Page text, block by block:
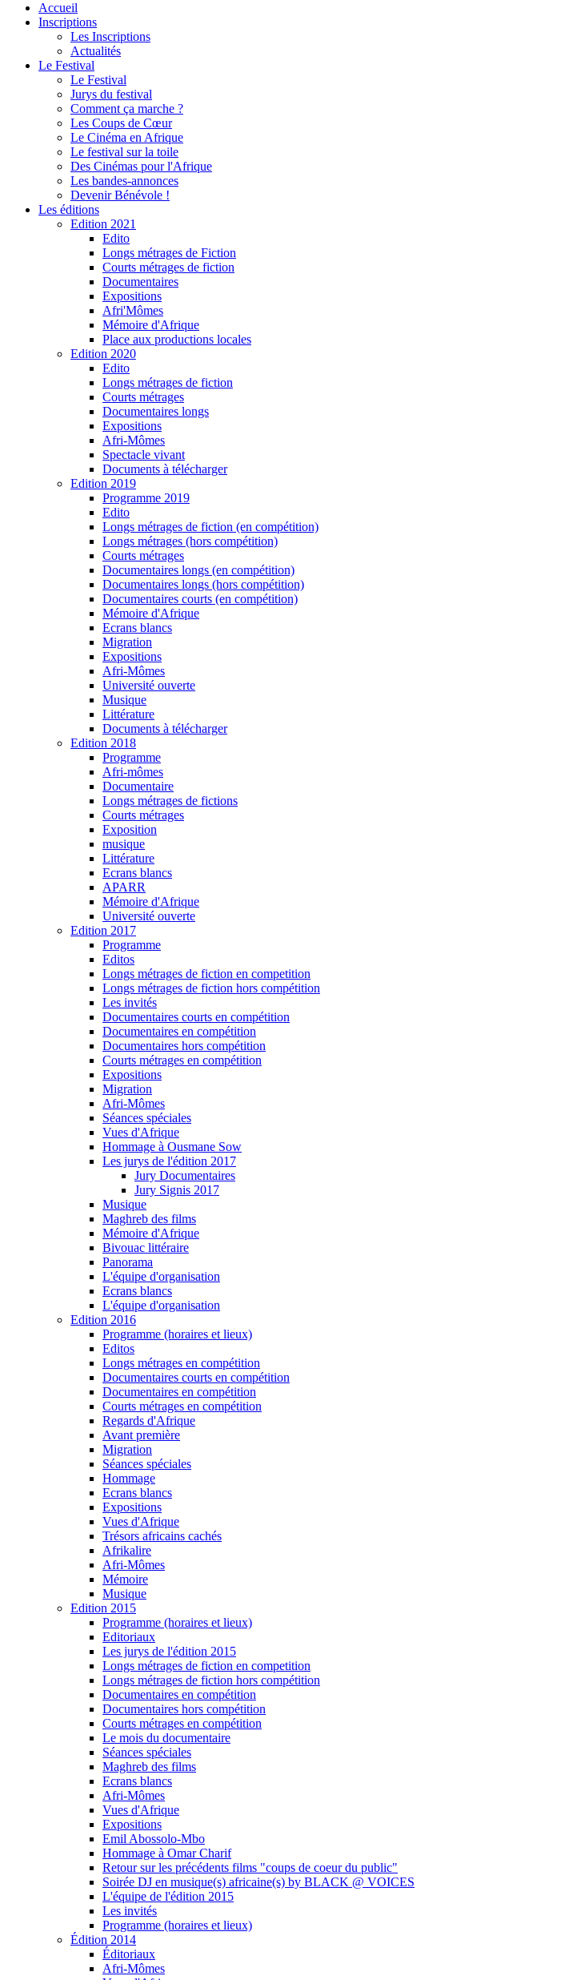
Accueil
Inscriptions
Les Inscriptions
Actualités
Le Festival
Le Festival
Jurys du festival
Comment ça marche ?
Les Coups de Cœur
Le Cinéma en Afrique
Le festival sur la toile
Des Cinémas pour l'Afrique
Les bandes-annonces
Devenir Bénévole !
Les éditions
Edition 2021
Edito
Longs métrages de Fiction
Courts métrages de fiction
Documentaires
Expositions
Afri'Mômes
Mémoire d'Afrique
Place aux productions locales
Edition 2020
Edito
Longs métrages de fiction
Courts métrages
Documentaires longs
Expositions
Afri-Mômes
Spectacle vivant
Documents à télécharger
Edition 2019
Programme 2019
Edito
Longs métrages de fiction (en compétition)
Longs métrages (hors compétition)
Courts métrages
Documentaires longs (en compétition)
Documentaires longs (hors compétition)
Documentaires courts (en compétition)
Mémoire d'Afrique
Ecrans blancs
Migration
Expositions
Afri-Mômes
Université ouverte
Musique
Littérature
Documents à télécharger
Edition 2018
Programme
Afri-mômes
Documentaire
Longs métrages de fictions
Courts métrages
Exposition
musique
Littérature
Ecrans blancs
APARR
Mémoire d'Afrique
Université ouverte
Edition 2017
Programme
Editos
Longs métrages de fiction en competition
Longs métrages de fiction hors compétition
Les invités
Documentaires courts en compétition
Documentaires en compétition
Documentaires hors compétition
Courts métrages en compétition
Expositions
Migration
Afri-Mômes
Séances spéciales
Vues d'Afrique
Hommage à Ousmane Sow
Les jurys de l'édition 2017
Jury Documentaires
Jury Signis 2017
Musique
Maghreb des films
Mémoire d'Afrique
Bivouac littéraire
Panorama
L'équipe d'organisation
Ecrans blancs
L'équipe d'organisation
Edition 2016
Programme (horaires et lieux)
Editos
Longs métrages en compétition
Documentaires courts en compétition
Documentaires en compétition
Courts métrages en compétition
Regards d'Afrique
Avant première
Migration
Séances spéciales
Hommage
Ecrans blancs
Expositions
Vues d'Afrique
Trésors africains cachés
Afrikalire
Afri-Mômes
Mémoire
Musique
Edition 2015
Programme (horaires et lieux)
Editoriaux
Les jurys de l'édition 2015
Longs métrages de fiction en competition
Longs métrages de fiction hors compétition
Documentaires en compétition
Documentaires hors compétition
Courts métrages en compétition
Le mois du documentaire
Séances spéciales
Maghreb des films
Ecrans blancs
Afri-Mômes
Vues d'Afrique
Expositions
Emil Abossolo-Mbo
Hommage à Omar Charif
Retour sur les précédents films "coups de coeur du public"
Soirée DJ en musique(s) africaine(s) by BLACK @ VOICES
L'équipe de l'édition 2015
Les invités
Programme (horaires et lieux)
Édition 2014
Éditoriaux
Afri-Mômes